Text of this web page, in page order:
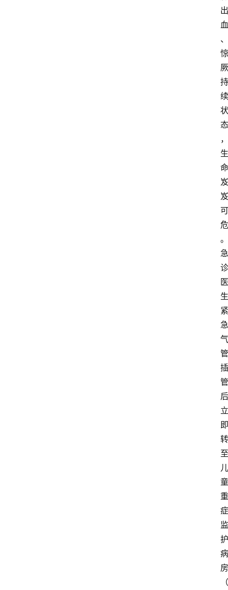
出
血
、
惊
厥
持
续
状
态
，
生
命
岌
岌
可
危
。
急
诊
医
生
紧
急
气
管
插
管
后
立
即
转
至
儿
童
重
症
监
护
病
房
（